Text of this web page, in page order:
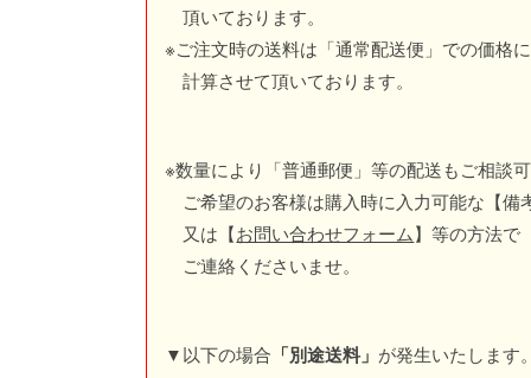
頂いております。
※ご注文時の送料は「通常配送便」での価格
計算させて頂いております。
※数量により「普通郵便」等の配送もご相談
ご希望のお客様は購入時に入力可能な【備
又は【お問い合わせフォーム】等の方法で
ご連絡くださいませ。
▼以下の場合 「別途送料」 が発生いたします